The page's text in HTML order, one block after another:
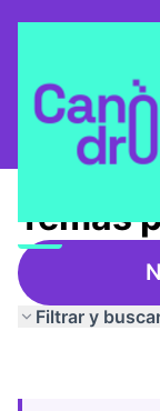
Encuentros y
Temas
Filtrar y